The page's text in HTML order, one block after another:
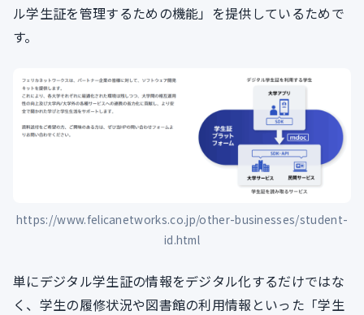
ル学生証を管理するための機能」を提供しているためで
す。
https://www.felicanetworks.co.jp/other-businesses/student-
id.html
単にデジタル学生証の情報をデジタル化するだけではな
く、学生の履修状況や図書館の利用情報といった「学生